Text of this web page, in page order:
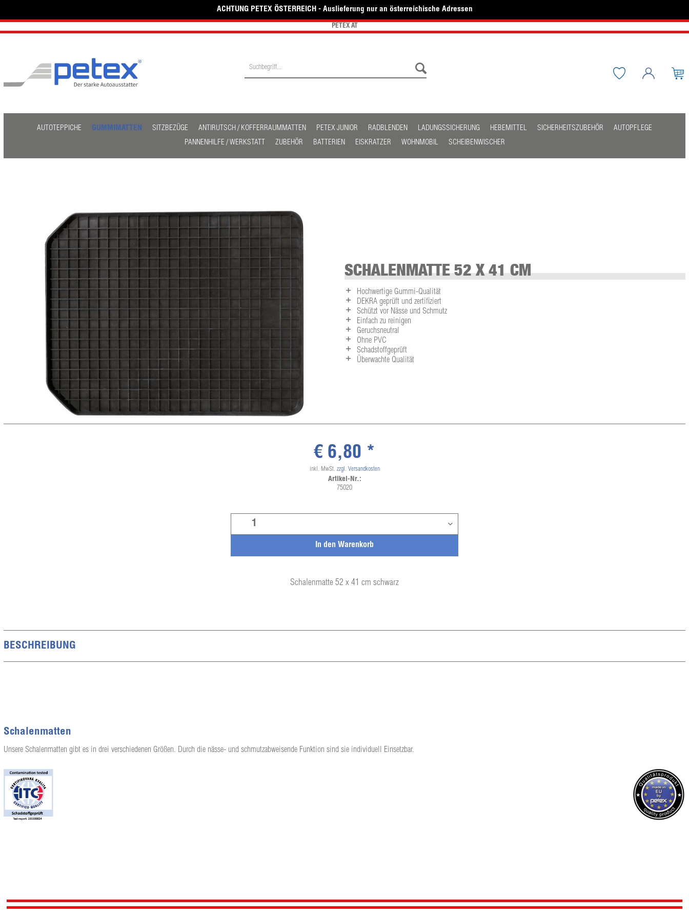
ACHTUNG PETEX ÖSTERREICH - Auslieferung nur an österreichische Adressen
PETEX AT
AUTOTEPPICHE GUMMIMATTEN SITZBEZÜGE ANTIRUTSCH / KOFFERRAUMMATTEN PETEX JUNIOR RADBLENDEN LADUNGSSICHERUNG HEBEMITTEL SICHERHEITSZUBEHÖR
AUTOPFLEGE
PANNENHILFE / WERKSTATT
ZUBEHÖR BATTERIEN EISKRATZER WOHNMOBIL SCHEIBENWISCHER
SCHALENMATTE 52 X 41 CM
Hochwertige Gummi-Qualität
DEKRA geprüft und zertifiziert
Schützt vor Nässe und Schmutz
Einfach zu reinigen
Geruchsneutral
Ohne PVC
Schadstoffgeprüft
Überwachte Qualität
Schalenmatte 52 x 41 cm schwarz
In den Warenkorb
€ 6,80 *
inkl. MwSt. zzgl. Versandkosten
Artikel-Nr.:
75020
BESCHREIBUNG
Schalenmatten
Unsere Schalenmatten gibt es in drei verschiedenen Größen. Durch die nässe- und schmutzabweisende Funktion sind sie individuell Einsetzbar.